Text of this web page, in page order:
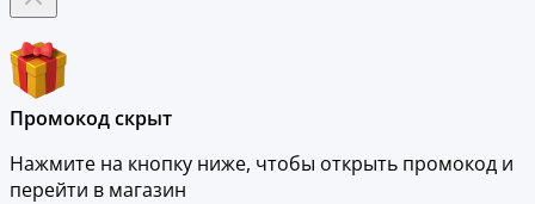
Промокод скрыт
Нажмите на кнопку ниже, чтобы открыть промокод и
перейти в магазин